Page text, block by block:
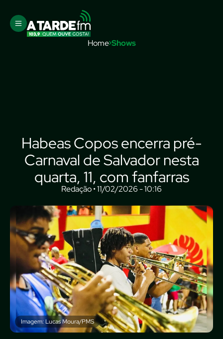
Home Shows
Habeas Copos encerra pré-
Carnaval de Salvador nesta
quarta, 11, com fanfarras
Redação • 11/02/2026 - 10:16
Imagem: Lucas Moura/PMS